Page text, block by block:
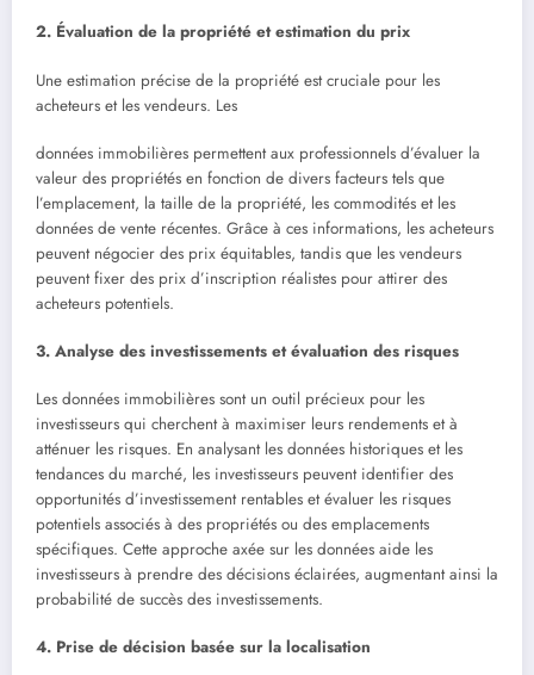
2. Évaluation de la propriété et estimation du prix
Une estimation précise de la propriété est cruciale pour les
acheteurs et les vendeurs. Les
données immobilières permettent aux professionnels d’évaluer la
valeur des propriétés en fonction de divers facteurs tels que
l’emplacement, la taille de la propriété, les commodités et les
données de vente récentes. Grâce à ces informations, les acheteurs
peuvent négocier des prix équitables, tandis que les vendeurs
peuvent fixer des prix d’inscription réalistes pour attirer des
acheteurs potentiels.
3. Analyse des investissements et évaluation des risques
Les données immobilières sont un outil précieux pour les
investisseurs qui cherchent à maximiser leurs rendements et à
atténuer les risques. En analysant les données historiques et les
tendances du marché, les investisseurs peuvent identifier des
opportunités d’investissement rentables et évaluer les risques
potentiels associés à des propriétés ou des emplacements
spécifiques. Cette approche axée sur les données aide les
investisseurs à prendre des décisions éclairées, augmentant ainsi la
probabilité de succès des investissements.
4. Prise de décision basée sur la localisation